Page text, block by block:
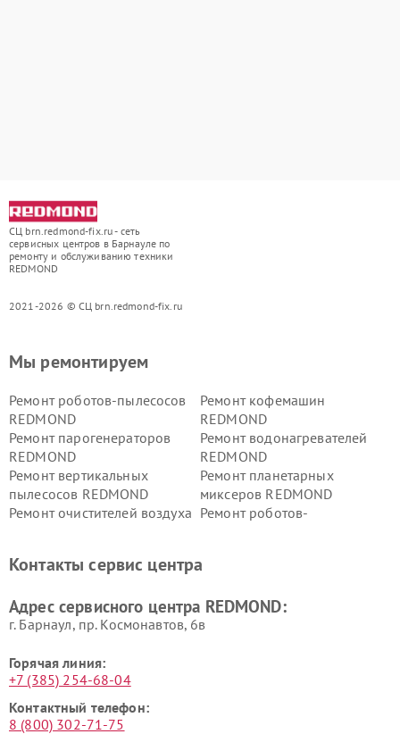
СЦ brn.redmond-fix.ru - сеть
сервисных центров в Барнауле по
ремонту и обслуживанию техники
REDMOND
2021-2026 © СЦ brn.redmond-fix.ru
Мы ремонтируем
Ремонт роботов-пылесосов
REDMOND
Ремонт кофемашин
REDMOND
Ремонт парогенераторов
REDMOND
Ремонт водонагревателей
REDMOND
Ремонт вертикальных
пылесосов REDMOND
Ремонт планетарных
миксеров REDMOND
Ремонт очистителей воздуха Ремонт роботов-
Контакты сервис центра
Адрес сервисного центра REDMOND:
г. Барнаул, ​пр. Космонавтов, 6в
Горячая линия:
+7 (385) 254-68-04
Контактный телефон:
8 (800) 302-71-75